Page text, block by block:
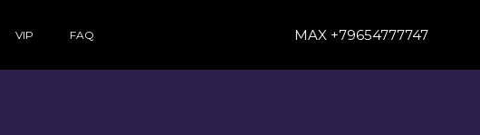
VIP FAQ MAX +79654777747